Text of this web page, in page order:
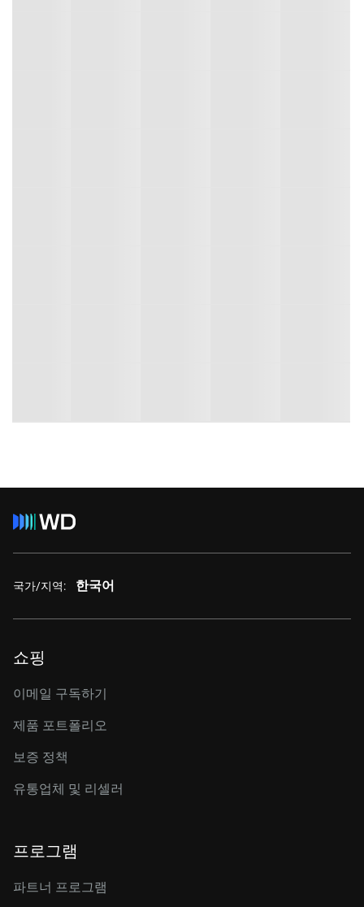
국가/지역: 한국어
쇼핑
이메일 구독하기
제품 포트폴리오
보증 정책
유통업체 및 리셀러
프로그램
파트너 프로그램